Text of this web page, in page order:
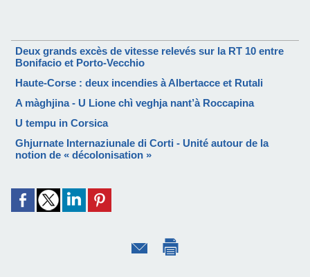
Deux grands excès de vitesse relevés sur la RT 10 entre
Bonifacio et Porto-Vecchio
Haute-Corse : deux incendies à Albertacce et Rutali
A màghjina - U Lione chì veghja nant’à Roccapina
U tempu in Corsica
Ghjurnate Internaziunale di Corti - Unité autour de la
notion de « décolonisation »